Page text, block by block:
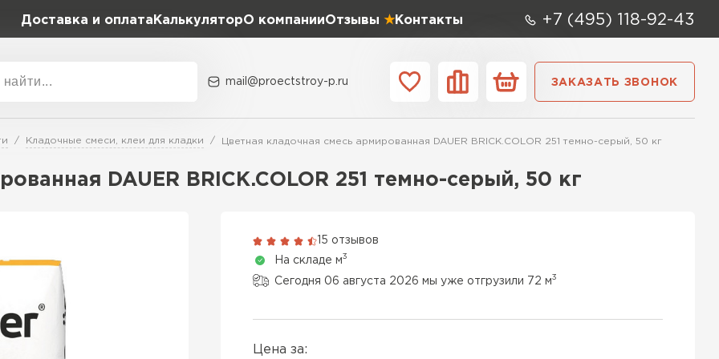
Доставка и оплата КалькуляторО компанииОтзывы Контакты +7 (495) 118-92-43
Плотность
D400
D600
Размер, мм
600х200х250
600х300х200
600х400х250
250 мм
300 мм
mail@proectstroy-p.ru ЗАКАЗАТЬ ЗВОНОК
Кладочные смеси, клеи для кладки Цветная кладочная смесь армированная DAUER BRICK.COLOR 251 темно-серый, 50 кг
DAUER BRICK.COLOR 251 темно-серый, 50 кг
15 отзывов
На складе м3
Сегодня 06 августа 2026 мы уже отгрузили 72 м3
Цена за:
ПЕРЕЙТИ
ПЕРЕЙТИ